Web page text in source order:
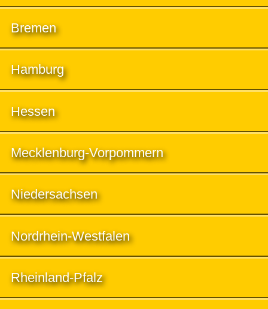
Bremen
Hamburg
Hessen
Mecklenburg-Vorpommern
Niedersachsen
Nordrhein-Westfalen
Rheinland-Pfalz